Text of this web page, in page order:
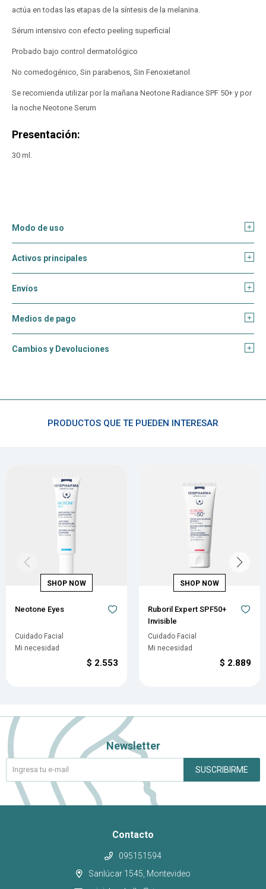
actúa en todas las etapas de la síntesis de la melanina.
Sérum intensivo con efecto peeling superficial
Probado bajo control dermatológico
No comedogénico, Sin parabenos, Sin Fenoxietanol
Se recomienda utilizar por la mañana Neotone Radiance SPF 50+ y por
la noche Neotone Serum
Presentación:
30 ml.
Modo de uso
Activos principales
Envíos
Medios de pago
Cambios y Devoluciones
PRODUCTOS QUE TE PUEDEN INTERESAR
Neotone Eyes
Cuidado Facial
Mi necesidad
$ 2.553
Ruboril Expert SPF50+
Invisible
Cuidado Facial
Mi necesidad
$ 2.889
Contacto
095151594
Sanlúcar 1545, Montevideo
Newsletter
SUSCRIBIRME